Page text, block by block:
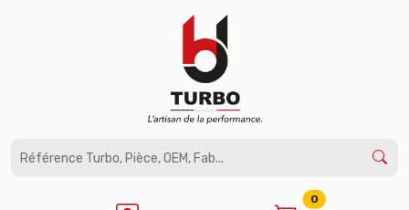
0
Panneau de gestion des cookies